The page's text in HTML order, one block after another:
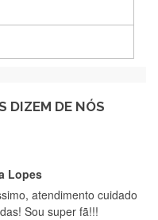
DIZEM DE NÓS
Lopes
atendimento cuidado
Sou super fã!!!